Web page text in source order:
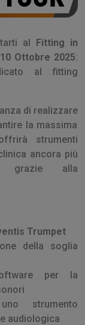
al Fitting in
Ottobre 2025:
al fitting
di realizzare
la massima
strumenti
ancora più
grazie alla
Trumpet
della soglia
per la
strumento
audiologica